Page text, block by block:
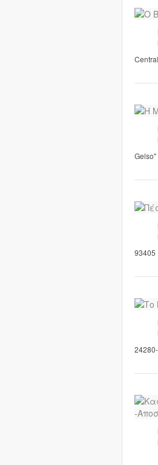
93405